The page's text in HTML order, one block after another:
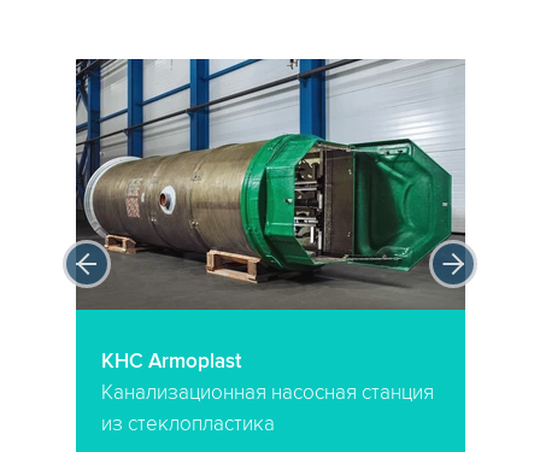
КНС Armoplast
Канализационная насосная станция
из стеклопластика